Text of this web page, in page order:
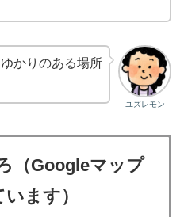
ユズレモン
かりのある場所
（Googleマップ
ます）